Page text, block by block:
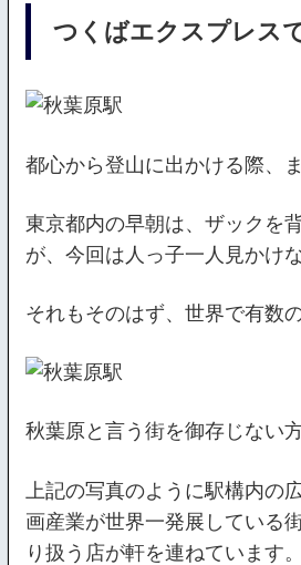
つくばエクスプレス
都心から登山に出かける際、
東京都内の早朝は、ザックを
が、今回は人っ子一人見かけ
それもそのはず、世界で有数
秋葉原と言う街を御存じない
上記の写真のように駅構内の
画産業が世界一発展している
り扱う店が軒を連ねています。